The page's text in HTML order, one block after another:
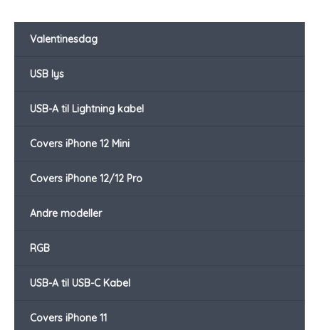
Valentinesdag
USB lys
USB-A til Lightning kabel
Covers iPhone 12 Mini
Covers iPhone 12/12 Pro
Andre modeller
RGB
USB-A til USB-C Kabel
Covers iPhone 11